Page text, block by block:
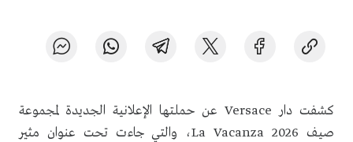
كشفت دار Versace عن حملتها الإعلانية الجديدة لمجموعة
صيف La Vacanza 2026، والتي جاءت تحت عنوان مثير